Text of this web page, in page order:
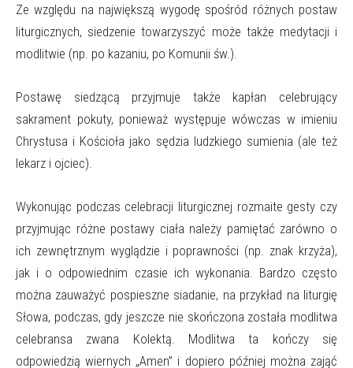
Ze względu na największą wygodę spośród różnych postaw
liturgicznych, siedzenie towarzyszyć może także medytacji i
modlitwie (np. po kazaniu, po Komunii św.).
Postawę siedzącą przyjmuje także kapłan celebrujący
sakrament pokuty, ponieważ występuje wówczas w imieniu
Chrystusa i Kościoła jako sędzia ludzkiego sumienia (ale też
lekarz i ojciec).
Wykonując podczas celebracji liturgicznej rozmaite gesty czy
przyjmując różne postawy ciała należy pamiętać zarówno o
ich zewnętrznym wyglądzie i poprawności (np. znak krzyża),
jak i o odpowiednim czasie ich wykonania. Bardzo często
można zauważyć pospieszne siadanie, na przykład na liturgię
Słowa, podczas, gdy jeszcze nie skończona została modlitwa
celebransa zwana Kolektą. Modlitwa ta kończy się
odpowiedzią wiernych „Amen” i dopiero później można zająć